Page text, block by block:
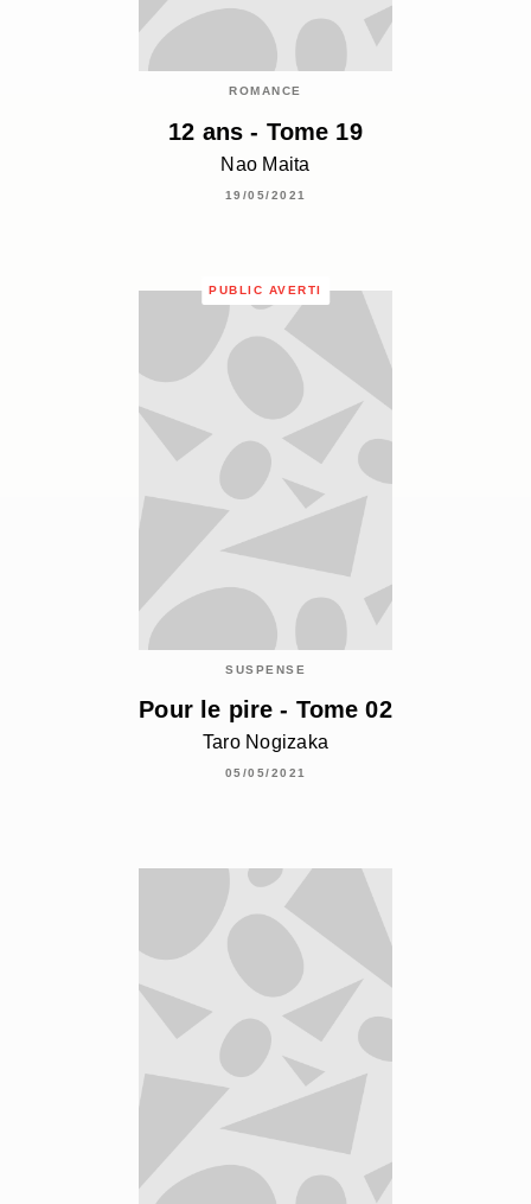
ROMANCE
12 ans - Tome 19
Nao Maita
19/05/2021
PUBLIC AVERTI
SUSPENSE
Pour le pire - Tome 02
Taro Nogizaka
05/05/2021